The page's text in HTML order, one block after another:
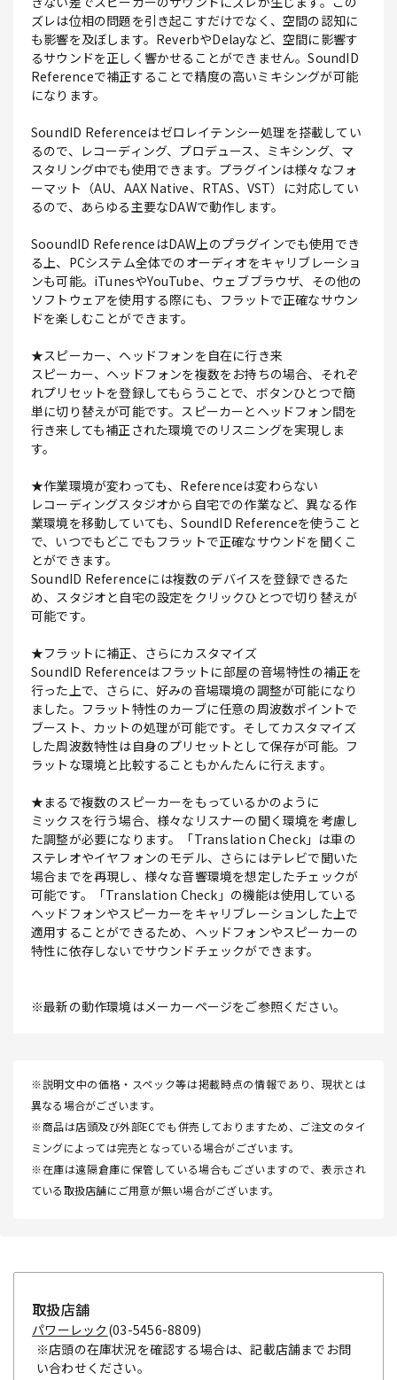
ズレは位相の問題を引き起こすだけでなく、空間の認知に
も影響を及ぼします。ReverbやDelayなど、空間に影響す
るサウンドを正しく響かせることができません。SoundID
Referenceで補正することで精度の高いミキシングが可能
になります。
SoundID Referenceはゼロレイテンシー処理を搭載してい
るので、レコーディング、プロデュース、ミキシング、マ
スタリング中でも使用できます。プラグインは様々なフォ
ーマット（AU、AAX Native、RTAS、VST）に対応してい
るので、あらゆる主要なDAWで動作します。
SooundID ReferenceはDAW上のプラグインでも使用でき
る上、PCシステム全体でのオーディオをキャリブレーショ
ンも可能。iTunesやYouTube、ウェブブラウザ、その他の
ソフトウェアを使用する際にも、フラットで正確なサウン
ドを楽しむことができます。
★スピーカー、ヘッドフォンを自在に行き来
スピーカー、ヘッドフォンを複数をお持ちの場合、それぞ
れプリセットを登録してもらうことで、ボタンひとつで簡
単に切り替えが可能です。スピーカーとヘッドフォン間を
行き来しても補正された環境でのリスニングを実現しま
す。
★作業環境が変わっても、Referenceは変わらない
レコーディングスタジオから自宅での作業など、異なる作
業環境を移動していても、SoundID Referenceを使うこと
で、いつでもどこでもフラットで正確なサウンドを聞くこ
とができます。
SoundID Referenceには複数のデバイスを登録できるた
め、スタジオと自宅の設定をクリックひとつで切り替えが
可能です。
★フラットに補正、さらにカスタマイズ
SoundID Referenceはフラットに部屋の音場特性の補正を
行った上で、さらに、好みの音場環境の調整が可能になり
ました。フラット特性のカーブに任意の周波数ポイントで
ブースト、カットの処理が可能です。そしてカスタマイズ
した周波数特性は自身のプリセットとして保存が可能。フ
ラットな環境と比較することもかんたんに行えます。
★まるで複数のスピーカーをもっているかのように
ミックスを行う場合、様々なリスナーの聞く環境を考慮し
た調整が必要になります。「Translation Check」は車の
ステレオやイヤフォンのモデル、さらにはテレビで聞いた
場合までを再現し、様々な音響環境を想定したチェックが
可能です。「Translation Check」の機能は使用している
ヘッドフォンやスピーカーをキャリブレーションした上で
適用することができるため、ヘッドフォンやスピーカーの
特性に依存しないでサウンドチェックができます。
※最新の動作環境はメーカーページをご参照ください。
※説明文中の価格・スペック等は掲載時点の情報であり、現状とは
異なる場合がございます。
※商品は店頭及び外部ECでも併売しておりますため、ご注文のタイ
ミングによっては完売となっている場合がございます。
※在庫は遠隔倉庫に保管している場合もございますので、表示され
ている取扱店舗にご用意が無い場合がございます。
取扱店舗
パワーレック (03-5456-8809)
※店頭の在庫状況を確認する場合は、記載店舗までお問
い合わせください。